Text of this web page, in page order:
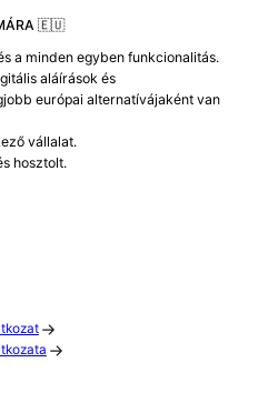
🇪🇺
a minden egyben funkcionalitás.
aláírások és
európai alternatívájaként van
vállalat.
hosztolt.